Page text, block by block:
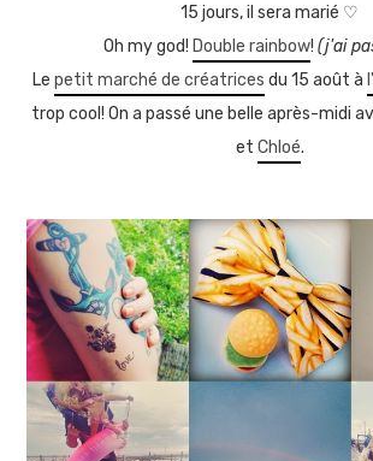
15 jours, il sera marié ♡
Oh my god! Double rainbow! (j'ai
Le petit marché de créatrices du 15 août à
trop cool! On a passé une belle après-midi
et Chloé.